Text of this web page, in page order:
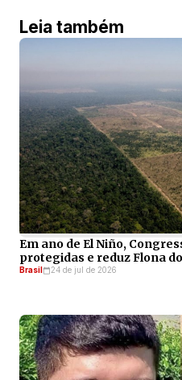
Leia também
Em ano de El Niño,
protegidas e reduz Flona
Brasil 24 de jul de 2026